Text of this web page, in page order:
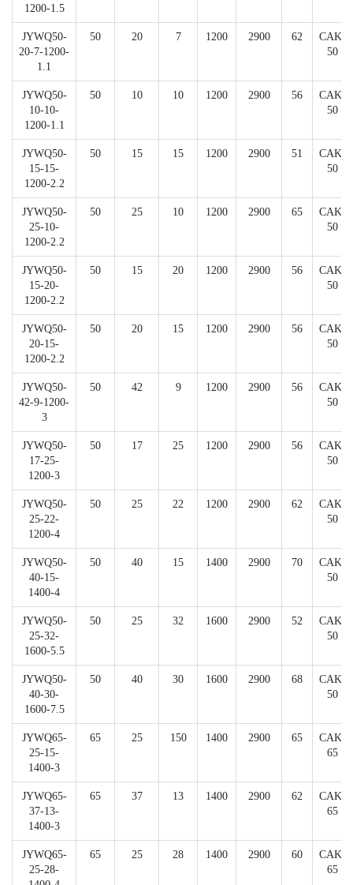
1200-1.5
JYWQ50-
20-7-1200-
1.1
50 20 7 1200 2900 62
CAK-
50
JYWQ50-
10-10-
1200-1.1
50 10 10 1200 2900 56
CAK-
50
JYWQ50-
15-15-
1200-2.2
50 15 15 1200 2900 51
CAK-
50
JYWQ50-
25-10-
1200-2.2
50 25 10 1200 2900 65
CAK-
50
JYWQ50-
15-20-
1200-2.2
50 15 20 1200 2900 56
CAK-
50
JYWQ50-
20-15-
1200-2.2
50 20 15 1200 2900 56
CAK-
50
JYWQ50-
42-9-1200-
3
50 42 9 1200 2900 56
CAK-
50
JYWQ50-
17-25-
1200-3
50 17 25 1200 2900 56
CAK-
50
JYWQ50-
25-22-
1200-4
50 25 22 1200 2900 62
CAK-
50
JYWQ50-
40-15-
1400-4
50 40 15 1400 2900 70
CAK-
50
JYWQ50-
25-32-
1600-5.5
50 25 32 1600 2900 52
CAK-
50
JYWQ50-
40-30-
1600-7.5
50 40 30 1600 2900 68
CAK-
50
JYWQ65-
25-15-
1400-3
65 25 150 1400 2900 65
CAK-
65
JYWQ65-
37-13-
1400-3
65 37 13 1400 2900 62
CAK-
65
JYWQ65-
25-28-
65 25 28 1400 2900 60
CAK-
65